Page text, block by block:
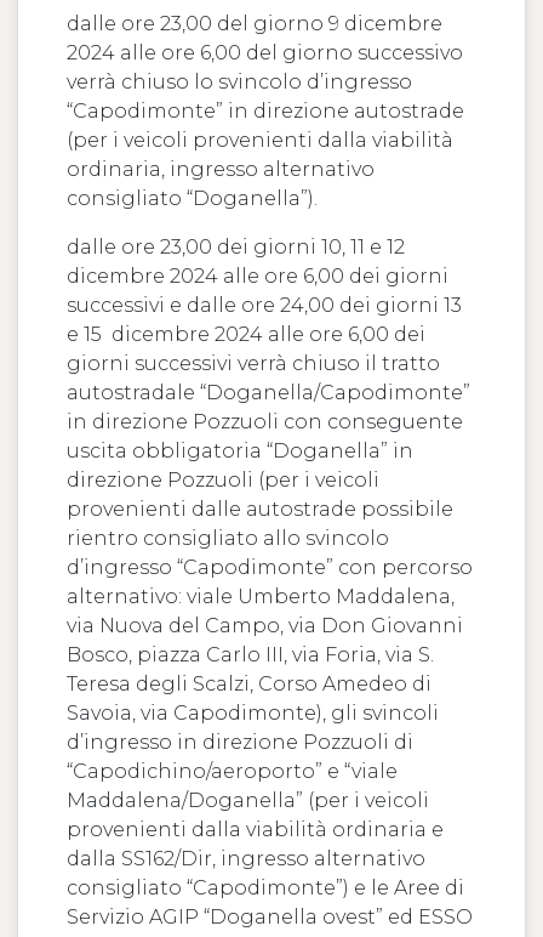
dalle ore 23,00 del giorno 9 dicembre
2024 alle ore 6,00 del giorno successivo
verrà chiuso lo svincolo d’ingresso
“Capodimonte” in direzione autostrade
(per i veicoli provenienti dalla viabilità
ordinaria, ingresso alternativo
consigliato “Doganella”).
dalle ore 23,00 dei giorni 10, 11 e 12
dicembre 2024 alle ore 6,00 dei giorni
successivi e dalle ore 24,00 dei giorni 13
e 15 dicembre 2024 alle ore 6,00 dei
giorni successivi verrà chiuso il tratto
autostradale “Doganella/Capodimonte”
in direzione Pozzuoli con conseguente
uscita obbligatoria “Doganella” in
direzione Pozzuoli (per i veicoli
provenienti dalle autostrade possibile
rientro consigliato allo svincolo
d’ingresso “Capodimonte” con percorso
alternativo: viale Umberto Maddalena,
via Nuova del Campo, via Don Giovanni
Bosco, piazza Carlo III, via Foria, via S.
Teresa degli Scalzi, Corso Amedeo di
Savoia, via Capodimonte), gli svincoli
d’ingresso in direzione Pozzuoli di
“Capodichino/aeroporto” e “viale
Maddalena/Doganella” (per i veicoli
provenienti dalla viabilità ordinaria e
dalla SS162/Dir, ingresso alternativo
consigliato “Capodimonte”) e le Aree di
Servizio AGIP “Doganella ovest” ed ESSO